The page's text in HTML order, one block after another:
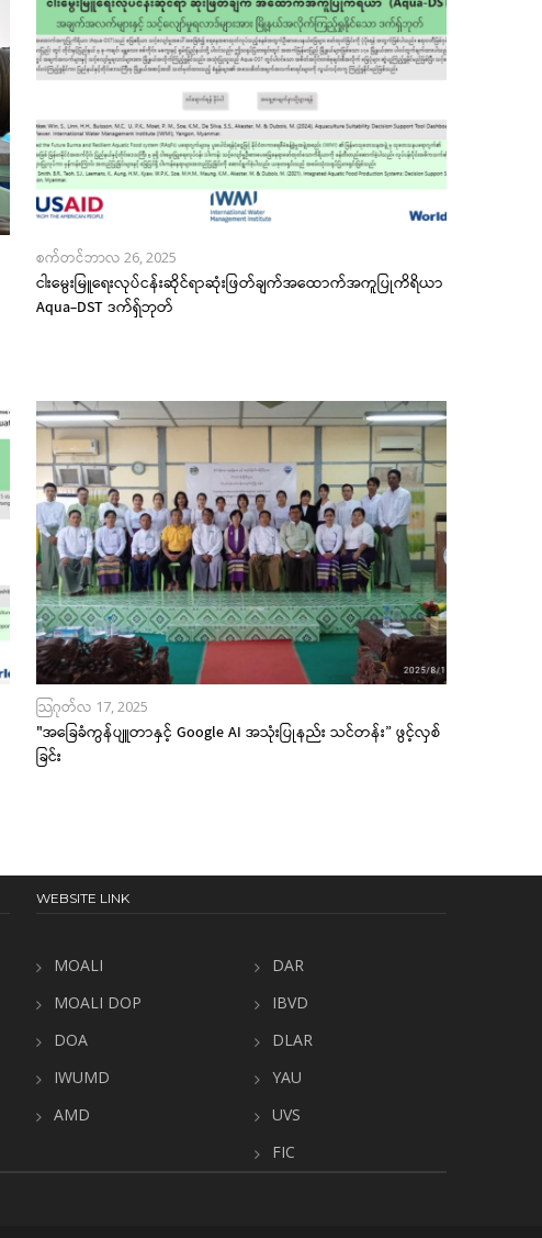
စက်တင်ဘာလ 26, 2025
ငါးမွေးမြူရေးလုပ်ငန်းဆိုင်ရာဆုံးဖြတ်ချက်အထောက်အကူပြုကိရိယာ
Aqua-DST ဒက်ရှ်ဘုတ်
သြဂုတ်လ 17, 2025
"အခြေခံကွန်ပျူတာနှင့် Google AI အသုံးပြုနည်း သင်တန်း” ဖွင့်လှစ်
ခြင်း
WEBSITE LINK
MOALI
MOALI DOP
DOA
IWUMD
AMD
DAR
IBVD
DLAR
YAU
UVS
FIC